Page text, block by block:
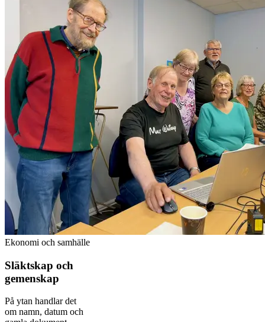
Ekonomi och samhälle
Släktskap och
gemenskap
På ytan handlar det
om namn, datum och